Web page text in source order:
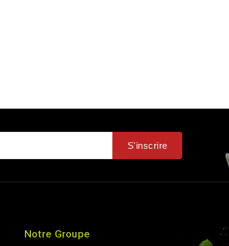
S'inscrire
Notre Groupe